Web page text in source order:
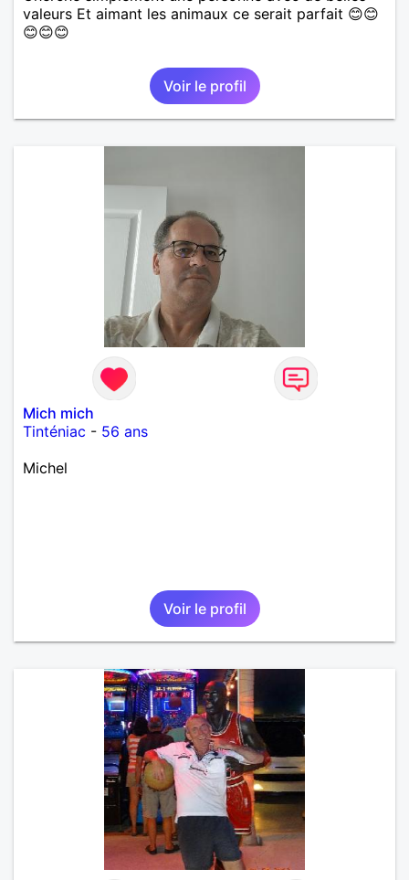
valeurs Et aimant les animaux ce serait parfait 😊😊
😊😊😊
Voir le profil
Mich mich
Tinténiac - 56 ans
Michel
Voir le profil